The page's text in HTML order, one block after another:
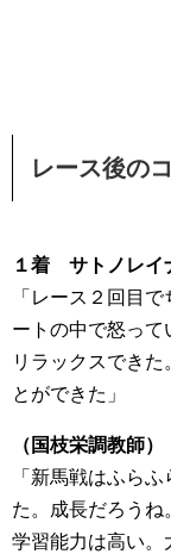
レース後の
１着 サトノレイ
「レース２回目
ートの中で怒っ
リラックスでき
とができた」
（国枝栄調教師）
「新馬戦はふら
た。成長だろうね
学習能力は高い。